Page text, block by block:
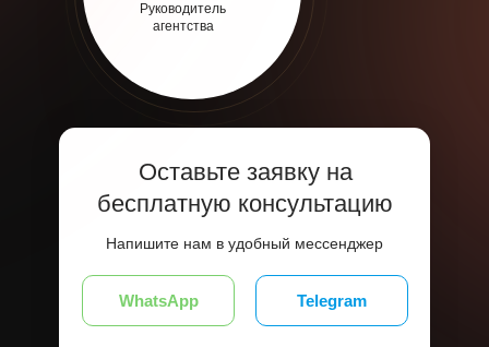
Оставьте заявку на
бесплатную консультацию
Напишите нам в удобный мессенджер
Telegram
WhatsApp
Руководитель
агентства